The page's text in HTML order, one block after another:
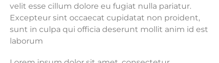
velit esse cillum dolore eu fugiat nulla pariatur.
Excepteur sint occaecat cupidatat non proident,
sunt in culpa qui officia deserunt mollit anim id est
laborum